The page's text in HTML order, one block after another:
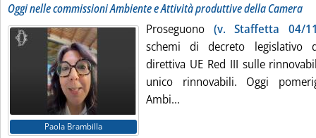
Oggi nelle commissioni Ambiente e Attività produttive della Camera
Paola Brambilla
Proseguono (v. Staffetta 04/
schemi di decreto legislativo
direttiva UE Red III sulle
unico rinnovabili. Oggi
Ambi...